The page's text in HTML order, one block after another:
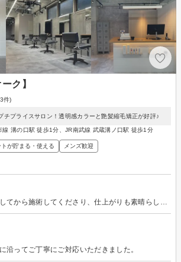
ク】
件)
チプライスサロン！透明感カラーと艶髪縮毛矯正が好評♪
線 溝の口駅 徒歩1分、JR南武線 武蔵溝ノ口駅 徒歩1分
トが貯まる・使える メンズ歓迎
沿ってご丁寧にご対応いただきました。